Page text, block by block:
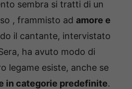
sembra si tratti di un
, frammisto ad amore e
il cantante, intervistato
ha avuto modo di
legame esiste, anche se
in categorie predefinite.